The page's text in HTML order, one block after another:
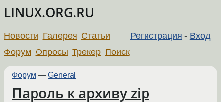
LINUX.ORG.RU
Регистрация - Вход
Новости Галерея Статьи
Форум Опросы Трекер Поиск
Форум — General
Пароль к архиву zip